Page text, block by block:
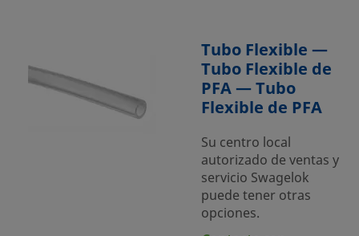
Tubo Flexible —
Tubo Flexible de
PFA — Tubo
Flexible de PFA
Su centro local
autorizado de ventas y
servicio Swagelok
puede tener otras
opciones.